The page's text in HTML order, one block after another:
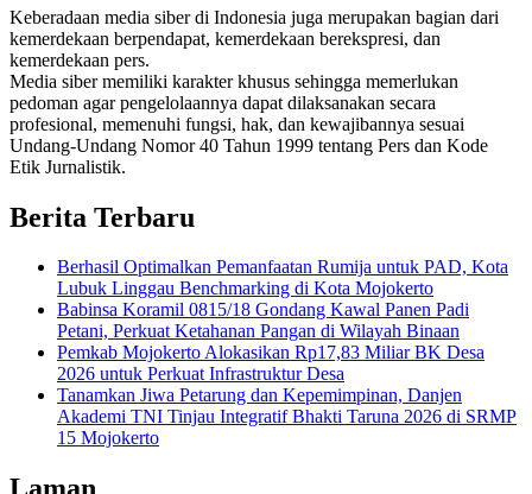
Keberadaan media siber di Indonesia juga merupakan bagian dari
kemerdekaan berpendapat, kemerdekaan berekspresi, dan
kemerdekaan pers.
Media siber memiliki karakter khusus sehingga memerlukan
pedoman agar pengelolaannya dapat dilaksanakan secara
profesional, memenuhi fungsi, hak, dan kewajibannya sesuai
Undang-Undang Nomor 40 Tahun 1999 tentang Pers dan Kode
Etik Jurnalistik.
Berita Terbaru
Berhasil Optimalkan Pemanfaatan Rumija untuk PAD, Kota
Lubuk Linggau Benchmarking di Kota Mojokerto
Babinsa Koramil 0815/18 Gondang Kawal Panen Padi
Petani, Perkuat Ketahanan Pangan di Wilayah Binaan
Pemkab Mojokerto Alokasikan Rp17,83 Miliar BK Desa
2026 untuk Perkuat Infrastruktur Desa
Tanamkan Jiwa Petarung dan Kepemimpinan, Danjen
Akademi TNI Tinjau Integratif Bhakti Taruna 2026 di SRMP
15 Mojokerto